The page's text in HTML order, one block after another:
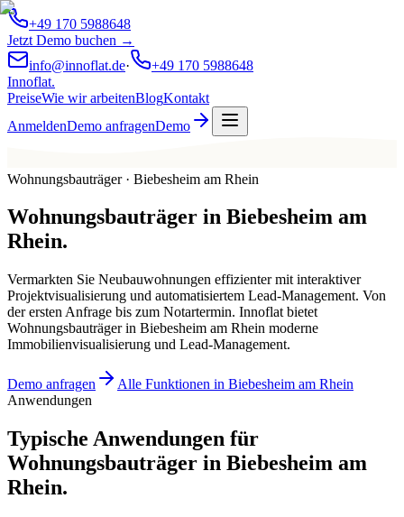
+49 170 5988648
Jetzt Demo buchen →
info@innoflat.de·
+49 170 5988648
Innoflat.
PreiseWie wir arbeitenBlogKontakt
AnmeldenDemo anfragenDemo
Wohnungsbauträger · Biebesheim am Rhein
Wohnungsbauträger in Biebesheim am
Rhein.
Vermarkten Sie Neubauwohnungen effizienter mit interaktiver
Projektvisualisierung und automatisiertem Lead-Management. Von
der ersten Anfrage bis zum Notartermin. Innoflat bietet
Wohnungsbauträger in Biebesheim am Rhein moderne
Immobilienvisualisierung und Lead-Management.
Demo anfragen
Alle Funktionen in Biebesheim am Rhein
Anwendungen
Typische Anwendungen für
Wohnungsbauträger in Biebesheim am
Rhein.